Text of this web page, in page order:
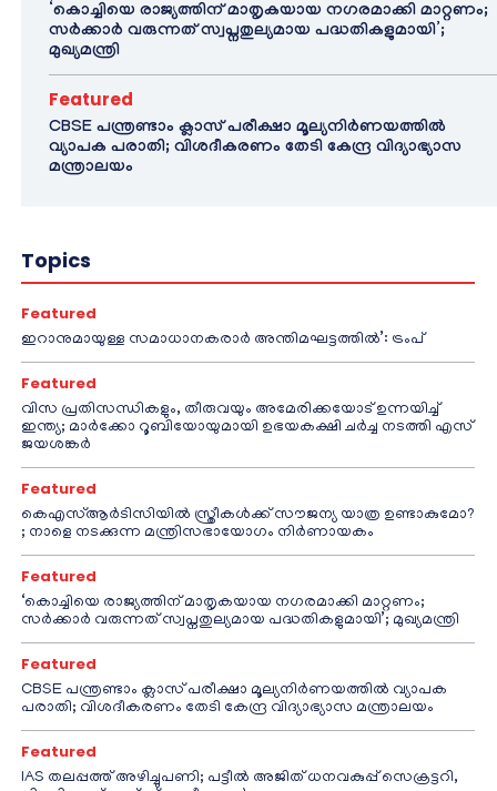
‘കൊച്ചിയെ രാജ്യത്തിന് മാതൃകയായ നഗരമാക്കി മാറ്റണം;
സർക്കാർ വരുന്നത് സ്വപ്നതുല്യമായ പദ്ധതികളുമായി’;
മുഖ്യമന്ത്രി
Featured
CBSE പന്ത്രണ്ടാം ക്ലാസ് പരീക്ഷാ മൂല്യനിർണയത്തിൽ
വ്യാപക പരാതി; വിശദീകരണം തേടി കേന്ദ്ര വിദ്യാഭ്യാസ
മന്ത്രാലയം
Topics
Featured
ഇറാനുമായുള്ള സമാധാനകരാർ അന്തിമഘട്ടത്തിൽ‌’: ട്രംപ്
Featured
വിസ പ്രതിസന്ധികളും, തീരുവയും അമേരിക്കയോട് ഉന്നയിച്ച്
ഇന്ത്യ; മാർക്കോ റൂബിയോയുമായി ഉഭയകക്ഷി ചർച്ച നടത്തി എസ്
ജയശങ്കർ
Featured
കെഎസ്ആർടിസിയിൽ സ്ത്രീകൾക്ക് സൗജന്യ യാത്ര ഉണ്ടാകുമോ?
; നാളെ നടക്കുന്ന മന്ത്രിസഭായോഗം നിർണായകം
Featured
‘കൊച്ചിയെ രാജ്യത്തിന് മാതൃകയായ നഗരമാക്കി മാറ്റണം;
സർക്കാർ വരുന്നത് സ്വപ്നതുല്യമായ പദ്ധതികളുമായി’; മുഖ്യമന്ത്രി
Featured
CBSE പന്ത്രണ്ടാം ക്ലാസ് പരീക്ഷാ മൂല്യനിർണയത്തിൽ വ്യാപക
പരാതി; വിശദീകരണം തേടി കേന്ദ്ര വിദ്യാഭ്യാസ മന്ത്രാലയം
Featured
IAS തലപ്പത്ത് അഴിച്ചുപണി; പട്ടീല്‍ അജിത് ധനവകുപ്പ് സെക്രട്ടറി,